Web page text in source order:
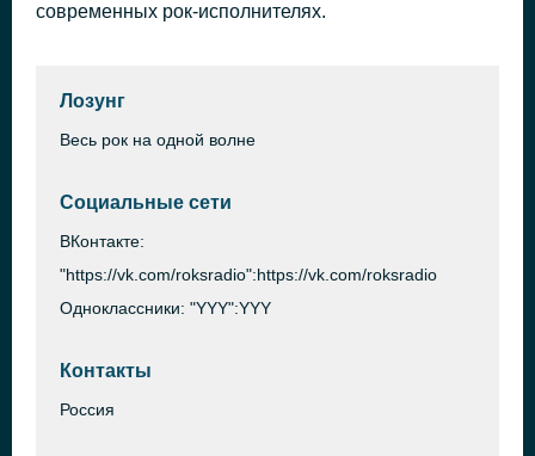
современных рок-исполнителях.
Лозунг
Весь рок на одной волне
Социальные сети
ВКонтакте:
"https://vk.com/roksradio":https://vk.com/roksradio
Одноклассники: "YYY":YYY
Контакты
Россия